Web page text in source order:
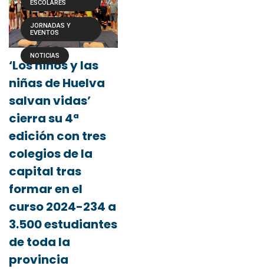
ESCOLARES
JORNADAS Y
EVENTOS
NOTICIAS
‘Los niños y las
niñas de Huelva
salvan vidas’
cierra su 4ª
edición con tres
colegios de la
capital tras
formar en el
curso 2024-234 a
3.500 estudiantes
de toda la
provincia